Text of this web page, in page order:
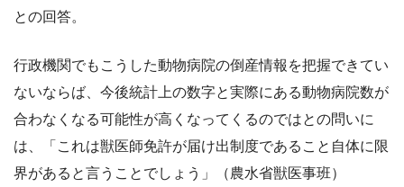
との回答。
行政機関でもこうした動物病院の倒産情報を把握できてい
ないならば、 今後統計上の数字と実際にある動物病院数が
合わなくなる可能性が高くなってくるのではとの問いに
は、
「これは獣医師免許が届け出制度であること自体に限
界があると言うことでしょう」（農水省獣医事班）